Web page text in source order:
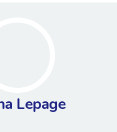
Lepage